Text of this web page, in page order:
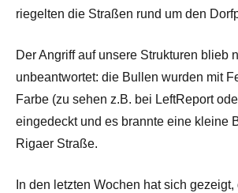
riegelten die Straßen rund um den
Der Angriff auf unsere Strukturen blieb
unbeantwortet: die Bullen wurden mit
Farbe (zu sehen z.B. bei LeftReport
eingedeckt und es brannte eine kleine
Rigaer Straße.
In den letzten Wochen hat sich